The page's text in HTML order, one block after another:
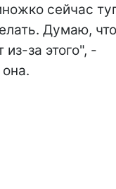
сейчас
Думаю,
за этого", -